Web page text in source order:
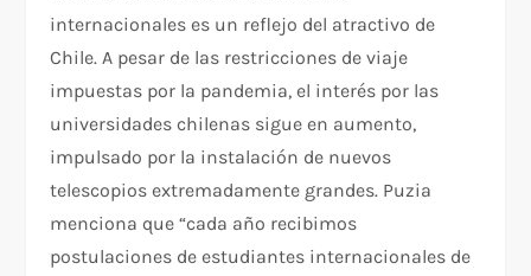
internacionales es un reflejo del atractivo de
Chile. A pesar de las restricciones de viaje
impuestas por la pandemia, el interés por las
universidades chilenas sigue en aumento,
impulsado por la instalación de nuevos
telescopios extremadamente grandes. Puzia
menciona que “cada año recibimos
postulaciones de estudiantes internacionales de